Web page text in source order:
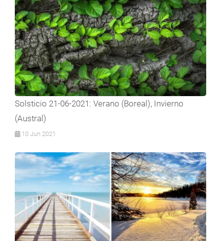
Solsticio 21-06-2021: Verano (Boreal), Invierno
(Austral)
10 Jun 2021